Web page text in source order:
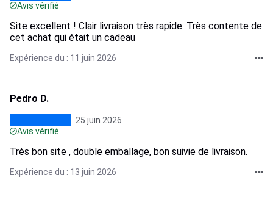
Avis vérifié
Site excellent ! Clair livraison très rapide. Très contente de
cet achat qui était un cadeau
Expérience du : 11 juin 2026
Pedro D.
25 juin 2026
Avis vérifié
Très bon site , double emballage, bon suivie de livraison.
Expérience du : 13 juin 2026